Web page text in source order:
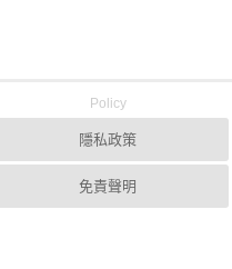
Policy
隱私政策
免責聲明